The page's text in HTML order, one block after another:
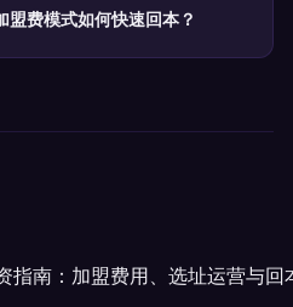
费模式如何快速回本？
指南：加盟费用、选址运营与回